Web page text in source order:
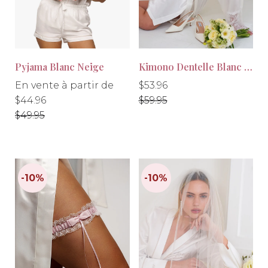
Pyjama Blanc Neige
En vente à partir de
$44.96
Prix
régulier
$49.95
Kimono Dentelle Blanc Neige
Prix
régulier
$53.96
Prix
régulier
$59.95